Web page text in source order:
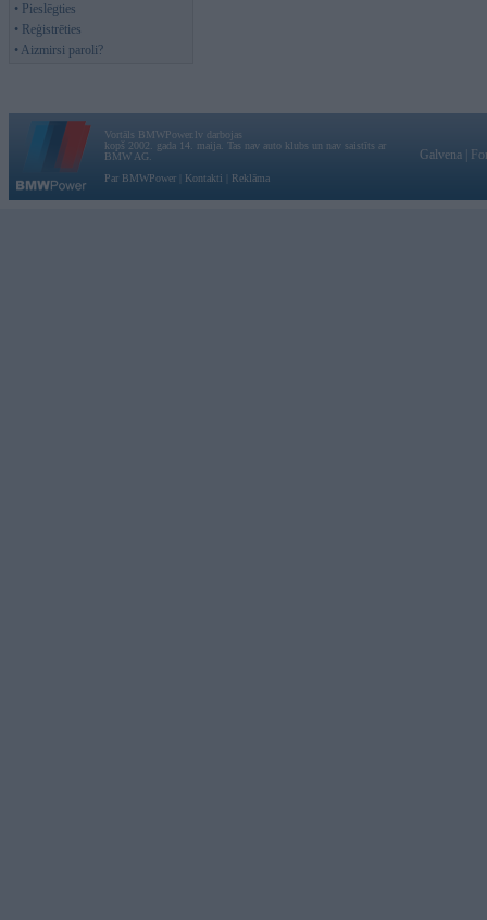
• Pieslēgties
• Reģistrēties
• Aizmirsi paroli?
Vortāls BMWPower.lv darbojas
kopš 2002. gada 14. maija. Tas nav auto klubs un nav saistīts ar
BMW AG.
Par BMWPower
Kontakti Reklāma
Galvena